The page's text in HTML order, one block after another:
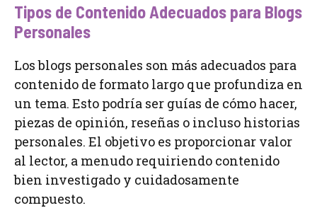
Tipos de Contenido Adecuados para Blogs
Personales
Los blogs personales son más adecuados para
contenido de formato largo que profundiza en
un tema. Esto podría ser guías de cómo hacer,
piezas de opinión, reseñas o incluso historias
personales. El objetivo es proporcionar valor
al lector, a menudo requiriendo contenido
bien investigado y cuidadosamente
compuesto.